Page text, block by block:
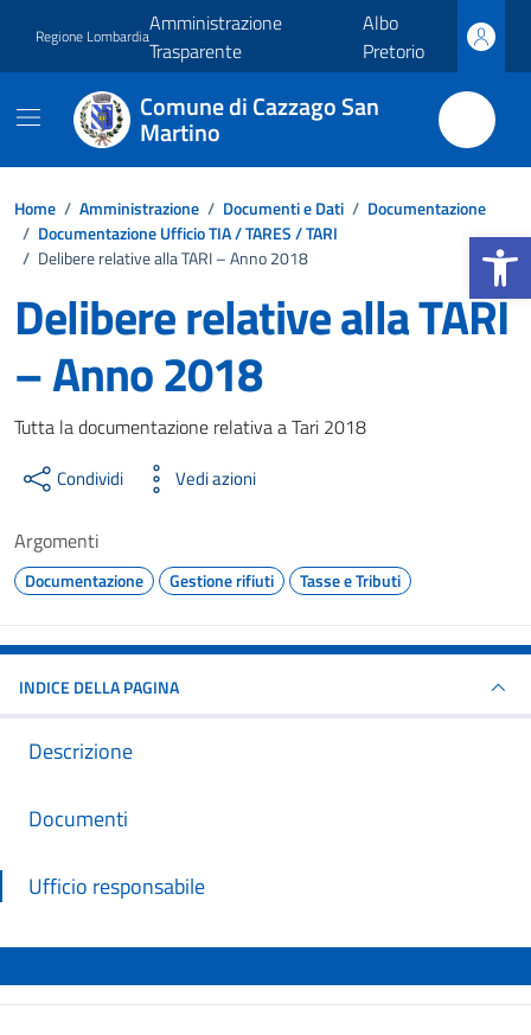
Apri la
Regione LombardiaAmministrazione
Trasparente
Albo
Pretorio
Comune di Cazzago San
Martino
Home / Amministrazione / Documenti e Dati / Documentazione
/ Documentazione Ufficio TIA / TARES / TARI
/ Delibere relative alla TARI – Anno 2018
Delibere relative alla TARI
– Anno 2018
Dettagli del documento
Tutta la documentazione relativa a Tari 2018
Condividi Vedi azioni
Argomenti
Documentazione Gestione rifiuti Tasse e Tributi
INDICE DELLA PAGINA
Descrizione
Documenti
Ufficio responsabile